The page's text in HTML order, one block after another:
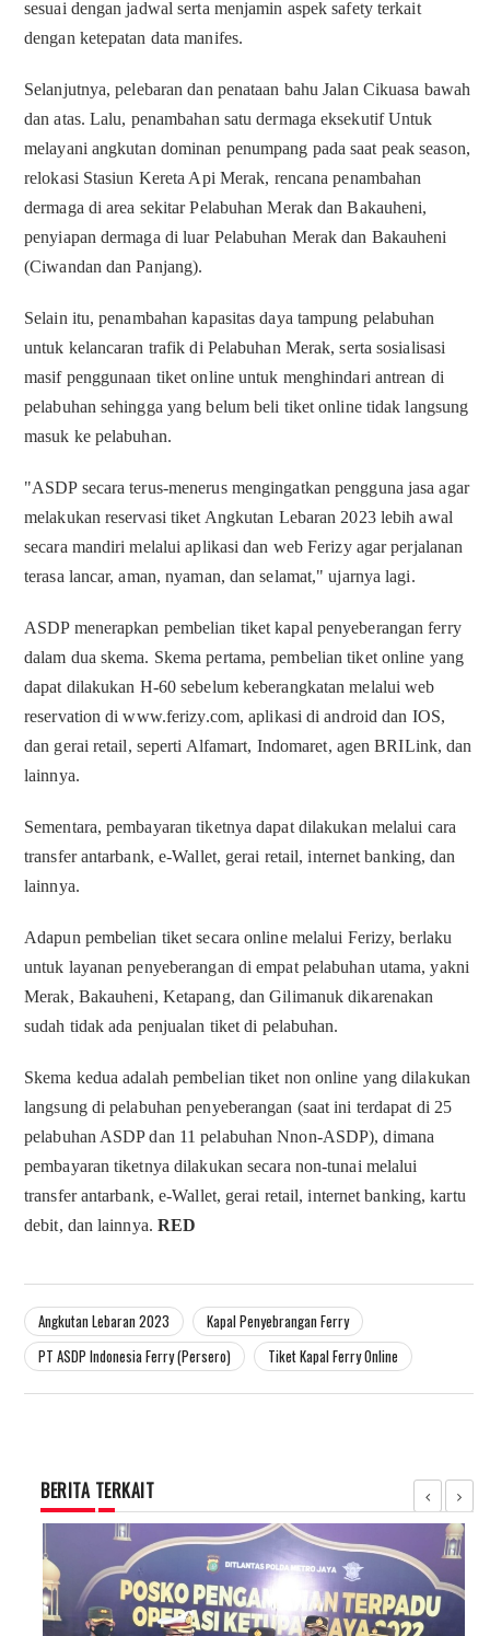
sesuai dengan jadwal serta menjamin aspek safety terkait
dengan ketepatan data manifes.
Selanjutnya, pelebaran dan penataan bahu Jalan Cikuasa bawah
dan atas. Lalu, penambahan satu dermaga eksekutif Untuk
melayani angkutan dominan penumpang pada saat peak season,
relokasi Stasiun Kereta Api Merak, rencana penambahan
dermaga di area sekitar Pelabuhan Merak dan Bakauheni,
penyiapan dermaga di luar Pelabuhan Merak dan Bakauheni
(Ciwandan dan Panjang).
Selain itu, penambahan kapasitas daya tampung pelabuhan
untuk kelancaran trafik di Pelabuhan Merak, serta sosialisasi
masif penggunaan tiket online untuk menghindari antrean di
pelabuhan sehingga yang belum beli tiket online tidak langsung
masuk ke pelabuhan.
"ASDP secara terus-menerus mengingatkan pengguna jasa agar
melakukan reservasi tiket Angkutan Lebaran 2023 lebih awal
secara mandiri melalui aplikasi dan web Ferizy agar perjalanan
terasa lancar, aman, nyaman, dan selamat," ujarnya lagi.
ASDP menerapkan pembelian tiket kapal penyeberangan ferry
dalam dua skema. Skema pertama, pembelian tiket online yang
dapat dilakukan H-60 sebelum keberangkatan melalui web
reservation di www.ferizy.com, aplikasi di android dan IOS,
dan gerai retail, seperti Alfamart, Indomaret, agen BRILink, dan
lainnya.
Sementara, pembayaran tiketnya dapat dilakukan melalui cara
transfer antarbank, e-Wallet, gerai retail, internet banking, dan
lainnya.
Adapun pembelian tiket secara online melalui Ferizy, berlaku
untuk layanan penyeberangan di empat pelabuhan utama, yakni
Merak, Bakauheni, Ketapang, dan Gilimanuk dikarenakan
sudah tidak ada penjualan tiket di pelabuhan.
Skema kedua adalah pembelian tiket non online yang dilakukan
langsung di pelabuhan penyeberangan (saat ini terdapat di 25
pelabuhan ASDP dan 11 pelabuhan Nnon-ASDP), dimana
pembayaran tiketnya dilakukan secara non-tunai melalui
transfer antarbank, e-Wallet, gerai retail, internet banking, kartu
debit, dan lainnya. RED
Angkutan Lebaran 2023
Kapal Penyebrangan Ferry
PT ASDP Indonesia Ferry (Persero)
Tiket Kapal Ferry Online
BERITA TERKAIT